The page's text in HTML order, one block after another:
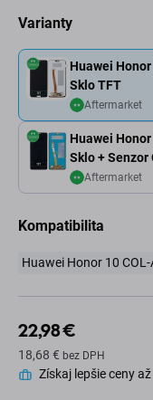
Varianty
Huawei
Sklo TFT
Aftermarket
Huawei
Sklo +
Aftermarket
Kompatibilita
Huawei Honor 10
22,98 €
18,68 € bez DPH
Získaj lepšie ceny až